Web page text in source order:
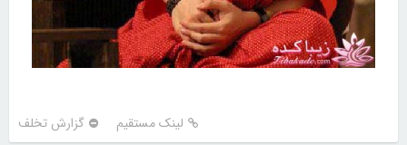
لینک مستقیم گزارش تخلف